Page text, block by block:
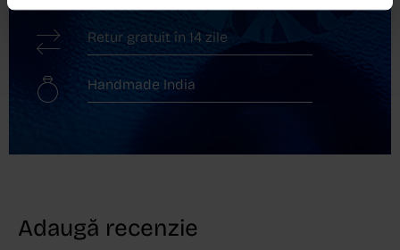
Retur gratuit în 14 zile
Handmade India
Adaugă recenzie